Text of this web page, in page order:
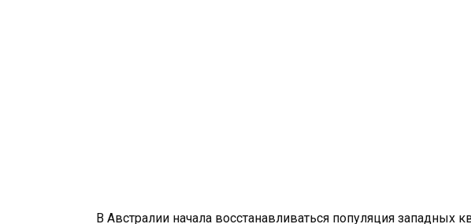
В Австралии начала восстанавливаться популяция западных